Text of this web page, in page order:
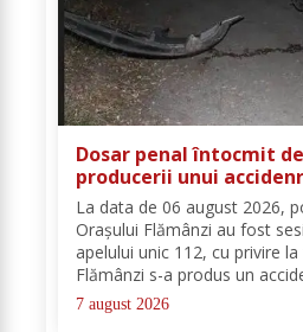
Dosar penal întocmit
producerii unui
lovit un cap de pod
La data de 06 august 2026,
Orașului Flămânzi au fost
apelului unic 112, cu privire
Flămânzi s-a produs un
reieșit faptul că, în timp ce
Tulburea din orașul...
7 august 2026